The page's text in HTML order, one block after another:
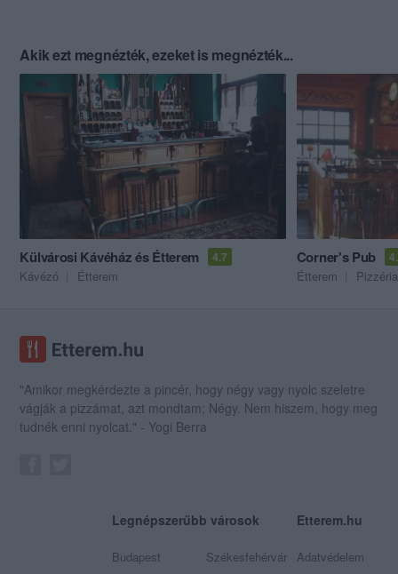
Akik ezt megnézték, ezeket is megnézték...
Külvárosi Kávéház és Étterem 4.7
Kávézó Étterem
Corner's Pub
Étterem Pizzéria
"Amikor megkérdezte a pincér, hogy négy vagy nyolc szeletre
vágják a pizzámat, azt mondtam; Négy. Nem hiszem, hogy meg
tudnék enni nyolcat." - Yogi Berra
Legnépszerűbb városok
Budapest
Székesfehérvár
Etterem.hu
Adatvédelem